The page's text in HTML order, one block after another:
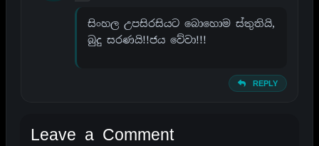
සිංහල උපසිරසියට බොහොම ස්තුතියි,
බුදු සරණයි!!ජය වේවා!!!
REPLY
Leave a Comment